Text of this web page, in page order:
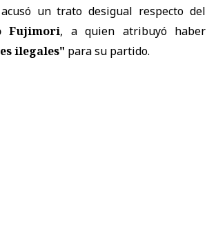
un trato desigual respecto del
Fujimori, a quien atribuyó haber
ilegales" para su partido.